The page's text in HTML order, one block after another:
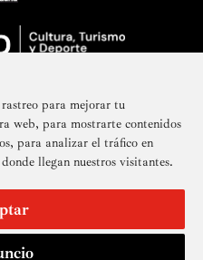
rastreo para mejorar tu
web, para mostrarte contenidos
para analizar el tráfico en
llegan nuestros visitantes.
newsletter
de imagen